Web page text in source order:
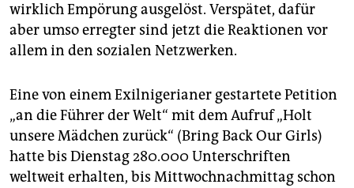
wirklich Empörung ausgelöst. Verspätet, dafür
aber umso erregter sind jetzt die Reaktionen vor
allem in den sozialen Netzwerken.
Eine von einem Exilnigerianer gestartete Petition
„an die Führer der Welt“ mit dem Aufruf „Holt
unsere Mädchen zurück“ (Bring Back Our Girls)
hatte bis Dienstag 280.000 Unterschriften
weltweit erhalten, bis Mittwochnachmittag schon